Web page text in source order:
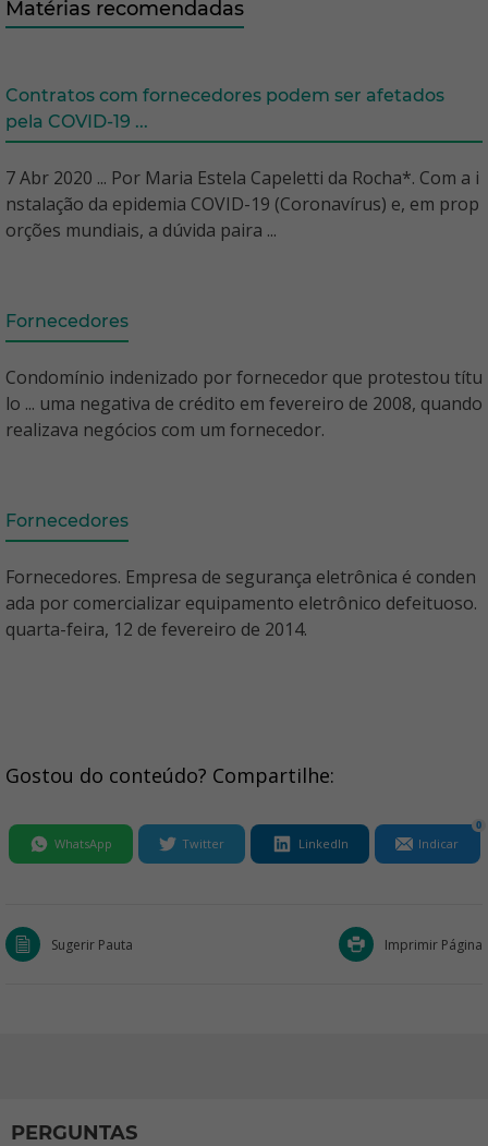
Matérias recomendadas
Contratos com fornecedores podem ser afetados
pela COVID-19 ...
7 Abr 2020 ... Por Maria Estela Capeletti da Rocha*. Com a i
nstalação da epidemia COVID-19 (Coronavírus) e, em prop
orções mundiais, a dúvida paira ...
Fornecedores
Condomínio indenizado por fornecedor que protestou títu
lo ... uma negativa de crédito em fevereiro de 2008, quando
realizava negócios com um fornecedor.
Fornecedores
Fornecedores. Empresa de segurança eletrônica é conden
ada por comercializar equipamento eletrônico defeituoso.
quarta-feira, 12 de fevereiro de 2014.
Gostou do conteúdo? Compartilhe:
WhatsApp Twitter LinkedIn Indicar
0
Sugerir Pauta Imprimir Página
PERGUNTAS